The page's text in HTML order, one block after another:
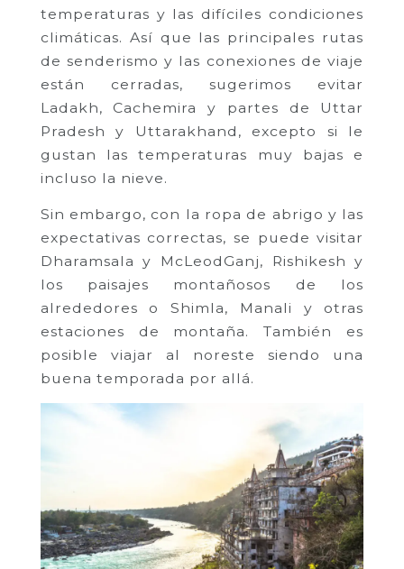
temperaturas y las difíciles condiciones
climáticas. Así que las principales rutas
de senderismo y las conexiones de viaje
están cerradas, sugerimos evitar
Ladakh, Cachemira y partes de Uttar
Pradesh y Uttarakhand, excepto si le
gustan las temperaturas muy bajas e
incluso la nieve.
Sin embargo, con la ropa de abrigo y las
expectativas correctas, se puede visitar
Dharamsala y McLeodGanj, Rishikesh y
los paisajes montañosos de los
alrededores o Shimla, Manali y otras
estaciones de montaña. También es
posible viajar al noreste siendo una
buena temporada por allá.